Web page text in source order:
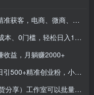
商、微商、门店获客神技
0门槛，轻松日入1000+
收益，月躺赚2000+
准创业粉，小白可零基础上手
可以批量复制，主打一个稳定